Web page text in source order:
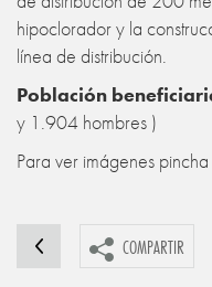
hipoclorador y la
línea de distribución.
Población
y 1.904 hombres )
Para ver imágenes pincha
COMPARTIR